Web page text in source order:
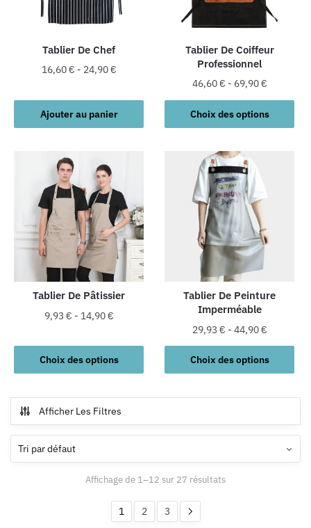
Tablier De Chef
16,60€ - 24,90€
Ajouter au panier
Tablier De Coiffeur
Professionnel
46,60€ - 69,90€
Choix des options
Ce
produit
plusieurs
variations.
Les
options
peuvent
être
choisies
sur
la
page
du
produit
Tablier De Pâtissier
9,93 € - 14,90€
Choix des options
produit
a
variations.
Les
être
Tablier De Peinture
Imperméable
29,93 € - 44,90€
Choix des options
Ce
produit
variations.
Les
Afficher Les Filtres
Affichage de 1–12 sur 27 résultats
1 2 3